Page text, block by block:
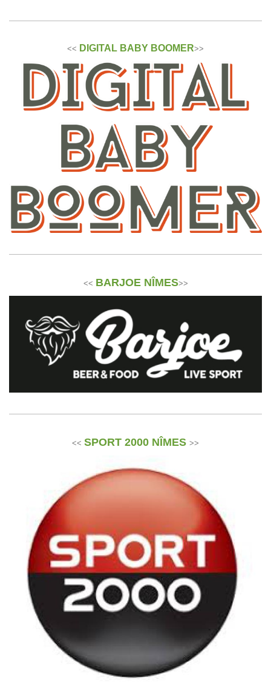
<< DIGITAL BABY BOOMER>>
<< BARJOE NÎMES>>
<< SPORT 2000 NÎMES >>